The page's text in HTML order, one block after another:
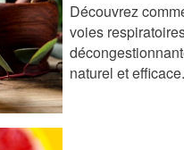
Découvrez
voies
naturel et efficace.